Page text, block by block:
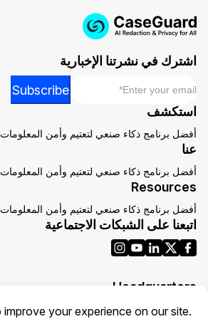
اشترك في نشرتنا الإخبارية
Email
Subscribe
استكشف
أفضل برنامج ذكاء صنعي لتعتيم وأمن المعلومات
عنا
أفضل برنامج ذكاء صنعي لتعتيم وأمن المعلومات
Resources
أفضل برنامج ذكاء صنعي لتعتيم وأمن المعلومات
اتبعنا على الشبكات الاجتماعية
Headquarters
1700 N Moore St Suite 1701